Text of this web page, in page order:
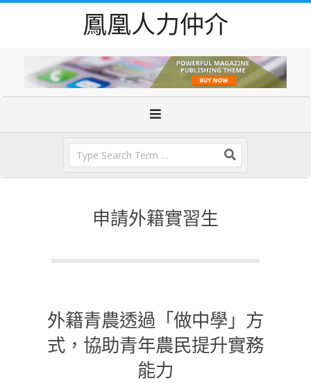
鳳凰人力仲介
申請外籍實習生
外籍青農透過「做中學」方
式，協助青年農民提升實務
能力